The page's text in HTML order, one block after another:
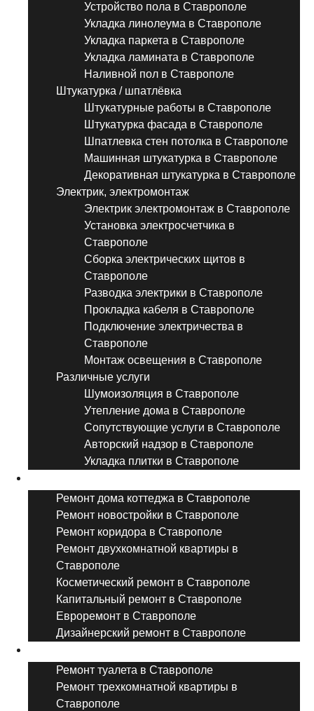
Устройство пола в Ставрополе
Укладка линолеума в Ставрополе
Укладка паркета в Ставрополе
Укладка ламината в Ставрополе
Наливной пол в Ставрополе
Штукатурка / шпатлёвка
Штукатурные работы в Ставрополе
Штукатурка фасада в Ставрополе
Шпатлевка стен потолка в Ставрополе
Машинная штукатурка в Ставрополе
Декоративная штукатурка в Ставрополе
Электрик, электромонтаж
Электрик электромонтаж в Ставрополе
Установка электросчетчика в
Ставрополе
Сборка электрических щитов в
Ставрополе
Разводка электрики в Ставрополе
Прокладка кабеля в Ставрополе
Подключение электричества в
Ставрополе
Монтаж освещения в Ставрополе
Различные услуги
Шумоизоляция в Ставрополе
Утепление дома в Ставрополе
Сопутствующие услуги в Ставрополе
Авторский надзор в Ставрополе
Укладка плитки в Ставрополе
Ремонт дома коттеджа в Ставрополе
Ремонт новостройки в Ставрополе
Ремонт коридора в Ставрополе
Ремонт двухкомнатной квартиры в
Ставрополе
Косметический ремонт в Ставрополе
Капитальный ремонт в Ставрополе
Евроремонт в Ставрополе
Дизайнерский ремонт в Ставрополе
Ремонт туалета в Ставрополе
Ремонт трехкомнатной квартиры в
Ставрополе